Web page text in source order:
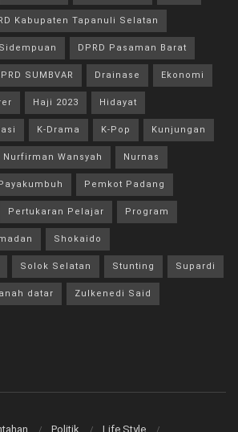
Kabupaten Tapanuli Selatan
DPRD Pasaman Barat
SUMBVAR Drainase Ekonomi
Haji 2023 Hidayat
K-Drama K-Pop Kunjungan
Nurfirman Wansyah Nurnas
Payakumbuh Pemkot Padang
Pertukaran Pelajar Program
Shokaido
Solok Selatan Stunting Supardi
datar Zulkenedi Said
Politik Life Style